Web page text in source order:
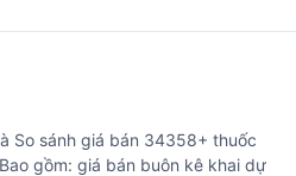
So sánh giá bán 34358+ thuốc
gồm: giá bán buôn kê khai dự